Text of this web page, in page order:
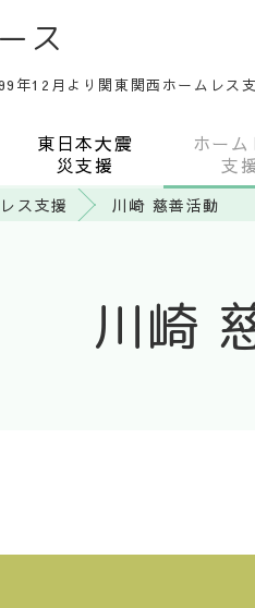
ス
12月より関東関西ホームレス
東日本大震
災支援
ホーム
支
ス支援 川崎 慈善活動
川崎